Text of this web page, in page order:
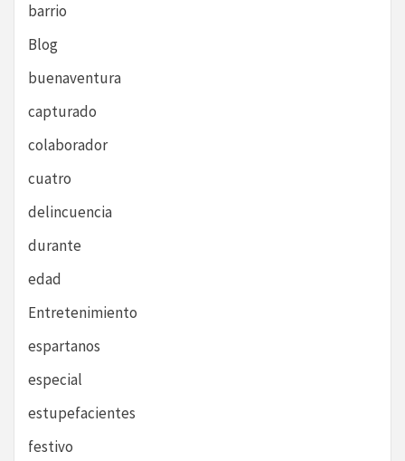
barrio
Blog
buenaventura
capturado
colaborador
cuatro
delincuencia
durante
edad
Entretenimiento
espartanos
especial
estupefacientes
festivo